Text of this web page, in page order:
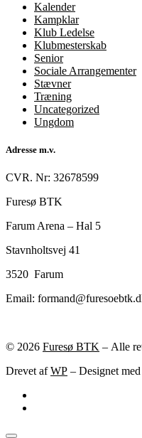
Kalender
Kampklar
Klub Ledelse
Klubmesterskab
Senior
Sociale Arrangementer
Stævner
Træning
Uncategorized
Ungdom
Adresse m.v.
CVR. Nr: 32678599
Furesø BTK
Farum Arena – Hal 5
Stavnholtsvej 41
3520 Farum
Email:
© 2026 Furesø BTK – Alle
Drevet afWP – Designet med